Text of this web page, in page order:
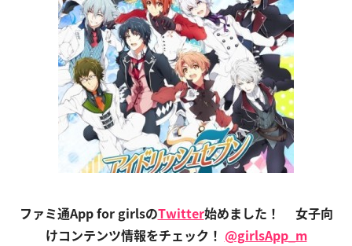
ファミ通App for girlsのTwitter始めました！
女子向
けコンテンツ情報をチェック！ @girlsApp_m